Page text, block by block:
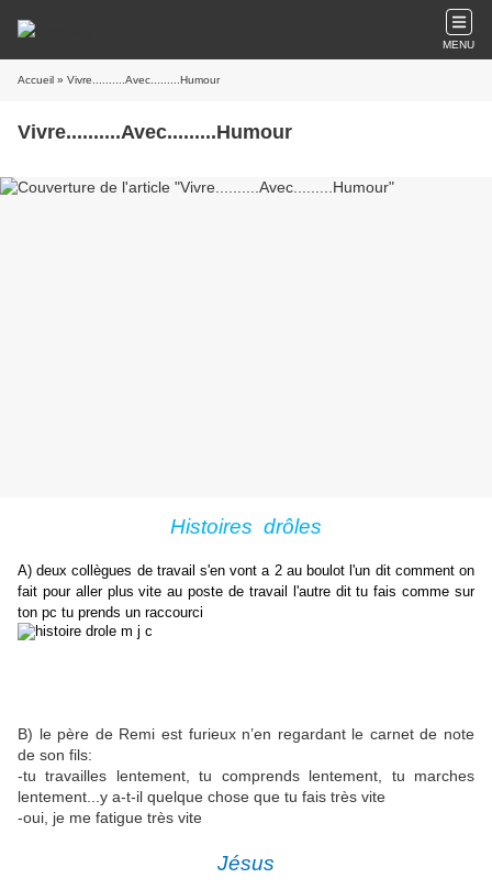
MENU
Accueil » Vivre..........Avec.........Humour
Vivre..........Avec.........Humour
Histoires drôles
A) deux collègues de travail s'en vont a 2 au boulot l'un dit comment on
fait pour aller plus vite au poste de travail l'autre dit tu fais comme sur
ton pc tu prends un raccourci
B) le père de Remi est furieux n’en regardant le carnet de note
de son fils:
-tu travailles lentement, tu comprends lentement, tu marches
lentement...y a-t-il quelque chose que tu fais très vite
-oui, je me fatigue très vite
Jésus